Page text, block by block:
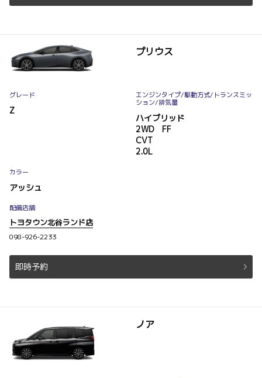
プリウス
グレード
Z
エンジンタイプ/駆動方式/ トランスミッ
ション/排気量
ハイブリッド
2WD FF
CVT
2.0L
カラー
アッシュ
配備店舗
トヨタウン北谷ランド店
098-926-2233
即時予約
ノア